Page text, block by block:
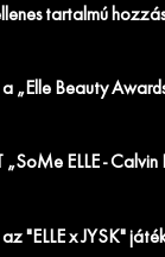
tartalmú
„Elle Beauty
ELLE - Calvin
"ELLE x JYSK"